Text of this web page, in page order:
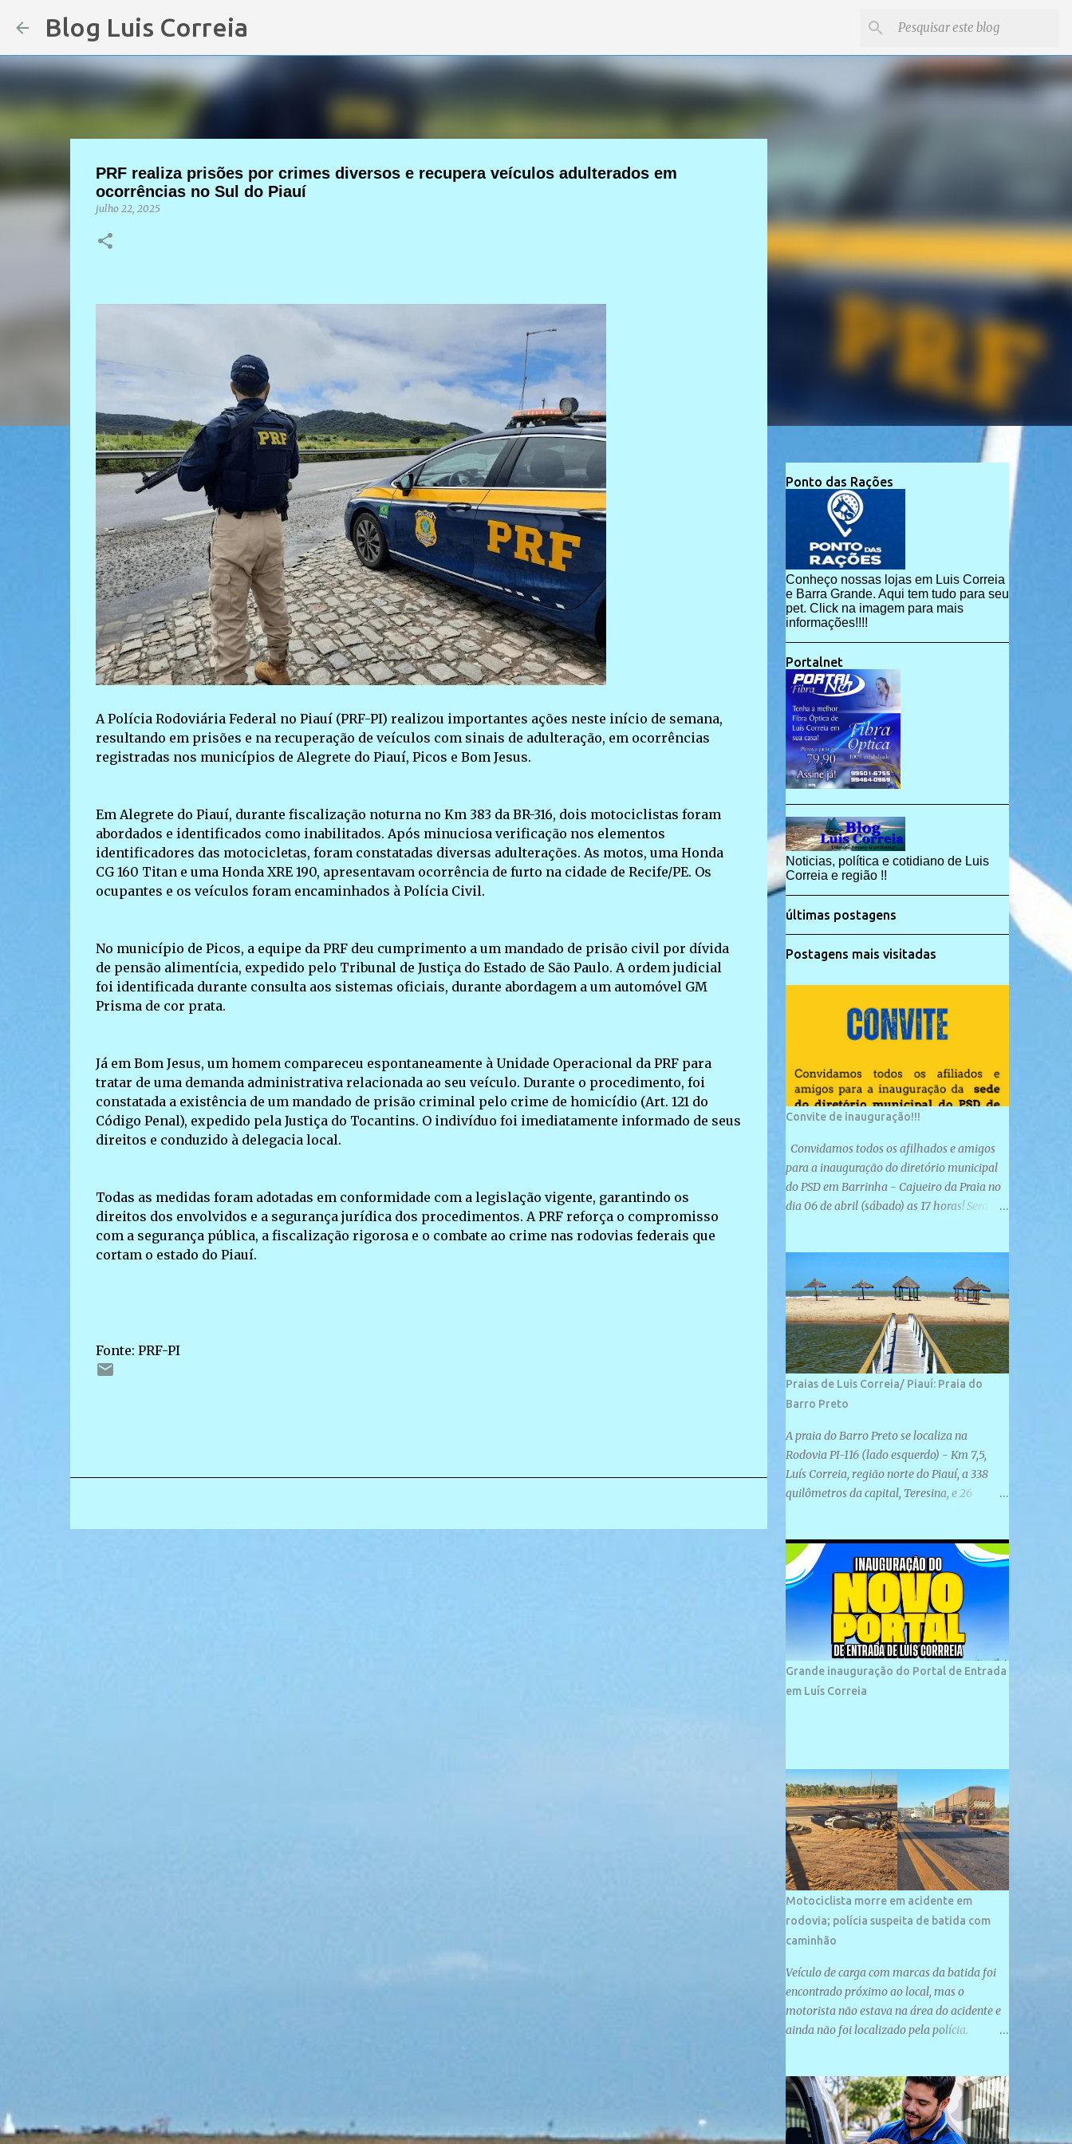
Blog Luis Correia
PRF realiza prisões por crimes diversos e recupera veículos adulterados em
ocorrências no Sul do Piauí
julho 22, 2025
A Polícia Rodoviária Federal no Piauí (PRF-PI) realizou importantes ações neste início de semana,
resultando em prisões e na recuperação de veículos com sinais de adulteração, em ocorrências
registradas nos municípios de Alegrete do Piauí, Picos e Bom Jesus.
Em Alegrete do Piauí, durante fiscalização noturna no Km 383 da BR-316, dois motociclistas foram
abordados e identificados como inabilitados. Após minuciosa verificação nos elementos
identificadores das motocicletas, foram constatadas diversas adulterações. As motos, uma Honda
CG 160 Titan e uma Honda XRE 190, apresentavam ocorrência de furto na cidade de Recife/PE. Os
ocupantes e os veículos foram encaminhados à Polícia Civil.
No município de Picos, a equipe da PRF deu cumprimento a um mandado de prisão civil por dívida
de pensão alimentícia, expedido pelo Tribunal de Justiça do Estado de São Paulo. A ordem judicial
foi identificada durante consulta aos sistemas oficiais, durante abordagem a um automóvel GM
Prisma de cor prata.
Já em Bom Jesus, um homem compareceu espontaneamente à Unidade Operacional da PRF para
tratar de uma demanda administrativa relacionada ao seu veículo. Durante o procedimento, foi
constatada a existência de um mandado de prisão criminal pelo crime de homicídio (Art. 121 do
Código Penal), expedido pela Justiça do Tocantins. O indivíduo foi imediatamente informado de seus
direitos e conduzido à delegacia local.
Todas as medidas foram adotadas em conformidade com a legislação vigente, garantindo os
direitos dos envolvidos e a segurança jurídica dos procedimentos. A PRF reforça o compromisso
com a segurança pública, a fiscalização rigorosa e o combate ao crime nas rodovias federais que
cortam o estado do Piauí.
Fonte: PRF-PI
Ponto das Rações
Conheço nossas lojas em Luis Correia
e Barra Grande. Aqui tem tudo para seu
pet. Click na imagem para mais
informações!!!!
Portalnet
Noticias, política e cotidiano de Luis
Correia e região !!
últimas postagens
Postagens mais visitadas
Convite de inauguração!!!
Convidamos todos os afilhados e amigos
para a inauguração do diretório municipal
do PSD em Barrinha - Cajueiro da Praia no
dia 06 de abril (sábado) as 17 horas! Será
localizada na Rua São José, 98 Barrinha -
Cajueiro da Praia.
Praias de Luis Correia/ Piauí: Praia do
Barro Preto
A praia do Barro Preto se localiza na
Rodovia PI-116 (lado esquerdo) - Km 7,5,
Luís Correia, região norte do Piauí, a 338
quilômetros da capital, Teresina, e 26
plana e retilínea na maior parte de sua
extensão, chegando a mais ou menos a 1,5
km de paisagens exuberantes. Possui ondas
suaves devido ao extensivo molhe de pedras
que não chegam a 2 metros de altura, não
apresentando dunas em seu espaço
geográfico. Não se sabe ao certo porque a
praia leva esse nome, e muitas das suas
vizinhos. O bairro onde se localiza a praia é
palco de amplos investimentos e projetos
grandiosos como hotéis, pousadas e
residências de veraneio de grande porte. O
maior empreendimento fixado nessa área é
o SESC Praia, inaugurado em 12 de julho de
1996. Com arquitetura moderna,...
Grande inauguração do Portal de Entrada
em Luís Correia
Motociclista morre em acidente em
rodovia; polícia suspeita de batida com
caminhão
Veículo de carga com marcas da batida foi
encontrado próximo ao local, mas o
motorista não estava na área do acidente e
ainda não foi localizado pela polícia.
Divulgação/PMPI João Pedro de Sousa
Santos morreu na manhã desta sexta-feira
(31) em um acidente na PI-247, na zona